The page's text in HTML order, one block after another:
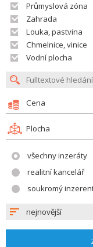
Průmyslová zóna
Zahrada
Louka, pastvina
Chmelnice, vinice
Vodní plocha
Cena
Plocha
všechny inzeráty
realitní kancelář
soukromý
nejnovější